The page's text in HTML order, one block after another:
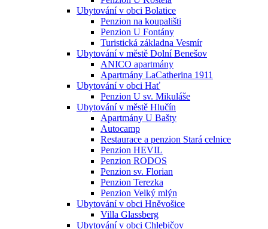
Ubytování v obci Bolatice
Penzion na koupališti
Penzion U Fontány
Turistická základna Vesmír
Ubytování v městě Dolní Benešov
ANICO apartmány
Apartmány LaCatherina 1911
Ubytování v obci Hať
Penzion U sv. Mikuláše
Ubytování v městě Hlučín
Apartmány U Bašty
Autocamp
Restaurace a penzion Stará celnice
Penzion HEVIL
Penzion RODOS
Penzion sv. Florian
Penzion Terezka
Penzion Velký mlýn
Ubytování v obci Hněvošice
Villa Glassberg
Ubytování v obci Chlebičov